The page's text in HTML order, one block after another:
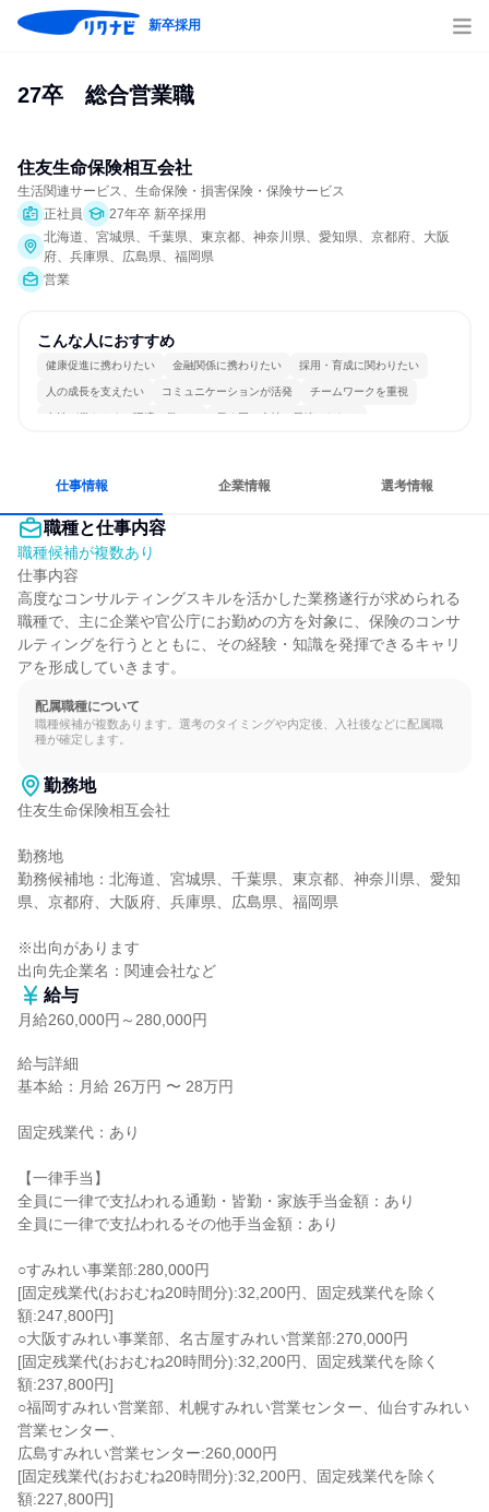
新卒採用
27卒　総合営業職
住友生命保険相互会社
生活関連サービス、生命保険・損害保険・保険サービス
正社員
27年卒 新卒採用
北海道、宮城県、千葉県、東京都、神奈川県、愛知県、京都府、大阪
府、兵庫県、広島県、福岡県
営業
こんな人におすすめ
健康促進に携わりたい 金融関係に携わりたい 採用・育成に関わりたい
人の成長を支えたい コミュニケーションが活発 チームワークを重視
女性が働きやすい環境で働ける 長く同じ会社に居続けられる
仕事情報 企業情報 選考情報
職種と仕事内容
職種候補が複数あり
仕事内容
高度なコンサルティングスキルを活かした業務遂行が求められる
職種で、主に企業や官公庁にお勤めの方を対象に、保険のコンサ
ルティングを行うとともに、その経験・知識を発揮できるキャリ
アを形成していきます。
配属職種について
職種候補が複数あります。選考のタイミングや内定後、入社後などに配属職
種が確定します。
勤務地
住友生命保険相互会社
勤務地
勤務候補地：北海道、宮城県、千葉県、東京都、神奈川県、愛知
県、京都府、大阪府、兵庫県、広島県、福岡県
※出向があります
出向先企業名：関連会社など
給与
月給260,000円～280,000円
給与詳細
基本給：月給 26万円 〜 28万円
固定残業代：あり
【一律手当】
全員に一律で支払われる通勤・皆勤・家族手当金額：あり
全員に一律で支払われるその他手当金額：あり
○すみれい事業部:280,000円
[固定残業代(おおむね20時間分):32,200円、固定残業代を除く
額:247,800円]
○大阪すみれい事業部、名古屋すみれい営業部:270,000円
[固定残業代(おおむね20時間分):32,200円、固定残業代を除く
額:237,800円]
○福岡すみれい営業部、札幌すみれい営業センター、仙台すみれい
営業センター、
広島すみれい営業センター:260,000円
[固定残業代(おおむね20時間分):32,200円、固定残業代を除く
額:227,800円]